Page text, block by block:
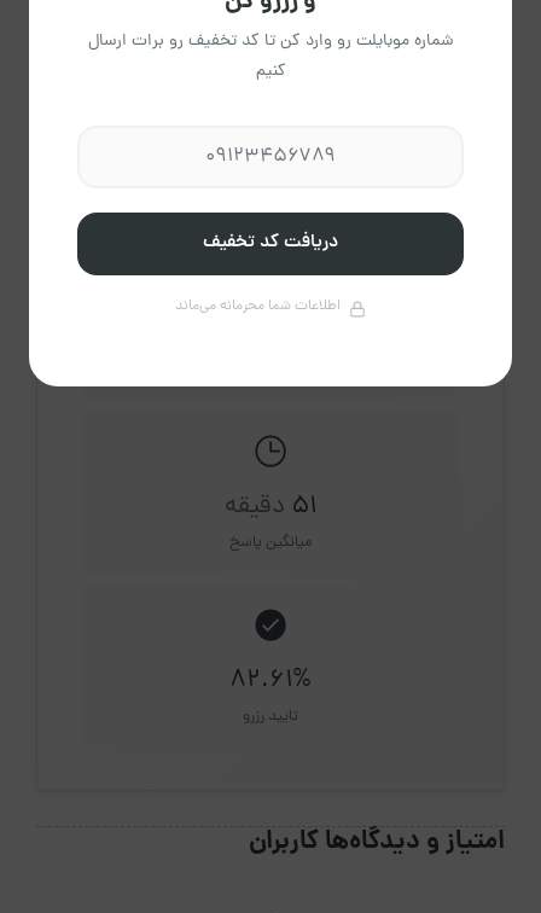
مشاهده حساب کاربری میزبان
51 دقیقه
میانگین پاسخ
82.61%
تایید رزرو
امتیاز و دیدگاه‌ها کاربران
شماره موبایلت رو وارد کن تا کد تخفیف رو برات ارسال
کنیم
دریافت کد تخفیف
اطلاعات شما محرمانه می‌ماند